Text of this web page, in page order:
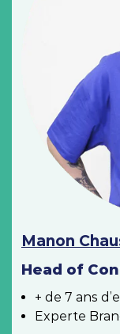
Manon
Head of
+ de 7 ans
Experte